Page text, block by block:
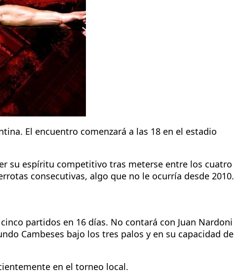
El encuentro comenzará a las 18 en el estadio
su espíritu competitivo tras meterse entre los cuatro
consecutivas, algo que no le ocurría desde 2010.
partidos en 16 días. No contará con Juan Nardoni
Cambeses bajo los tres palos y en su capacidad de
en el torneo local.